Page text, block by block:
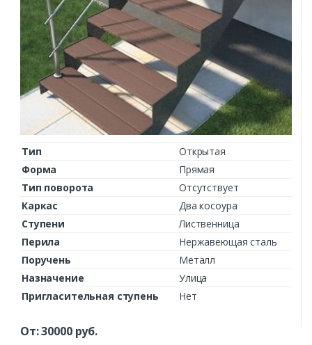
Тип
Открытая
Форма
Прямая
Тип поворота
Отсутствует
Каркас
Два косоура
Ступени
Лиственница
Перила
Нержавеющая сталь
Поручень
Металл
Назначение
Улица
Пригласительная ступень
Нет
От:30000руб.